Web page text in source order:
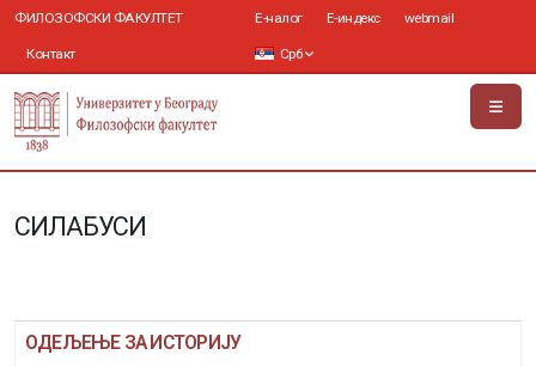
ФИЛОЗОФСКИ ФАКУЛТЕТ
Контакт
Е-налог Е-индекс webmail
Срб
СИЛАБУСИ
ОДЕЉЕЊЕ ЗА ИСТОРИЈУ